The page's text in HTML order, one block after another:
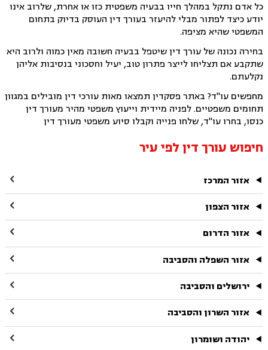
כל אדם נתקל במהלך חייו בבעיה משפטית כזו או אחרת, שלרוב אינו
יודע כיצד לפתור מבלי להיעזר בעורך דין העוסק בדיוק בתחום
המשפטי שהיא מציפה.
בחירה נכונה של עורך דין שיטפל בבעיה חשובה מאין כמוה ולרוב היא
שתקבע אם תצליחו לייצר פתרון טוב, יעיל וחסכוני בנסיבות אליהן
נקלעתם.
מחפשים עו"ד? באתר פסקדין תמצאו מאות עורכי דין מובילים במגוון
תחומים משפטיים. לפניה מיידית וייעוץ משפטי מהיר מעורך דין
כנסו, בחרו עו"ד, שלחו פנייה וקבלו סיוע משפטי מעורך דין
חיפוש עורך דין לפי עיר
אזור המרכז 
אזור הצפון 
אזור הדרום 
אזור השפלה והסביבה 
ירושלים והסביבה 
אזור השרון והסביבה 
יהודה ושומרון 